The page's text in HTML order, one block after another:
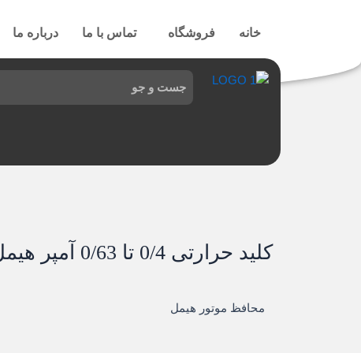
خانه فروشگاه تماس با ما درباره ما
کلید حرارتی 0/4 تا 0/63 آمپر هیمل
محافظ موتور هیمل